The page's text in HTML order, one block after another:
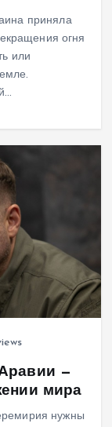
приняла
огня
или
—
мира
нужны